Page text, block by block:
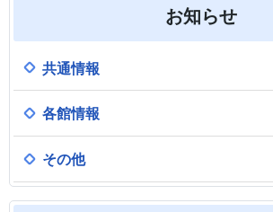
お知らせ
共通情報
各館情報
その他